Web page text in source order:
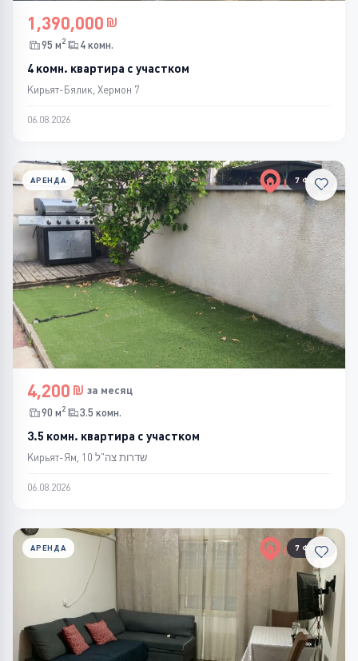
1,390,000
95 м2 4 комн.
4 комн. квартира с участком
Кирьят-Бялик, Хермон 7
06.08.2026
7 ФОТО
АРЕНДА
4,200
за месяц
90 м2 3.5 комн.
3.5 комн. квартира с участком
Кирьят-Ям, שדרות צה"ל 10
06.08.2026
7 ФОТО
АРЕНДА